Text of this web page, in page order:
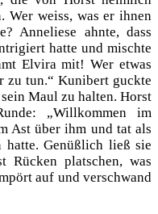
Wer weiss, was er ihnen
Anneliese ahnte, dass
hatte und mischte
Elvira mit! Wer etwas
zu tun.“ Kunibert guckte
Maul zu halten. Horst
„Willkommen im
Ast über ihm und tat als
hatte. Genüßlich ließ sie
Rücken platschen, was
auf und verschwand